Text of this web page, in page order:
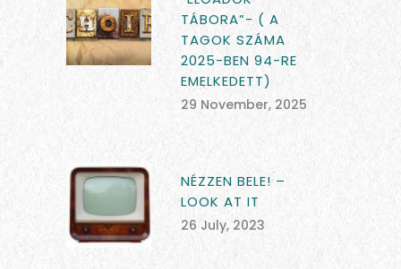
TÁBORA”- ( A
TAGOK SZÁMA
2025-BEN 94-RE
EMELKEDETT)
29 November, 2025
NÉZZEN BELE! –
LOOK AT IT
26 July, 2023